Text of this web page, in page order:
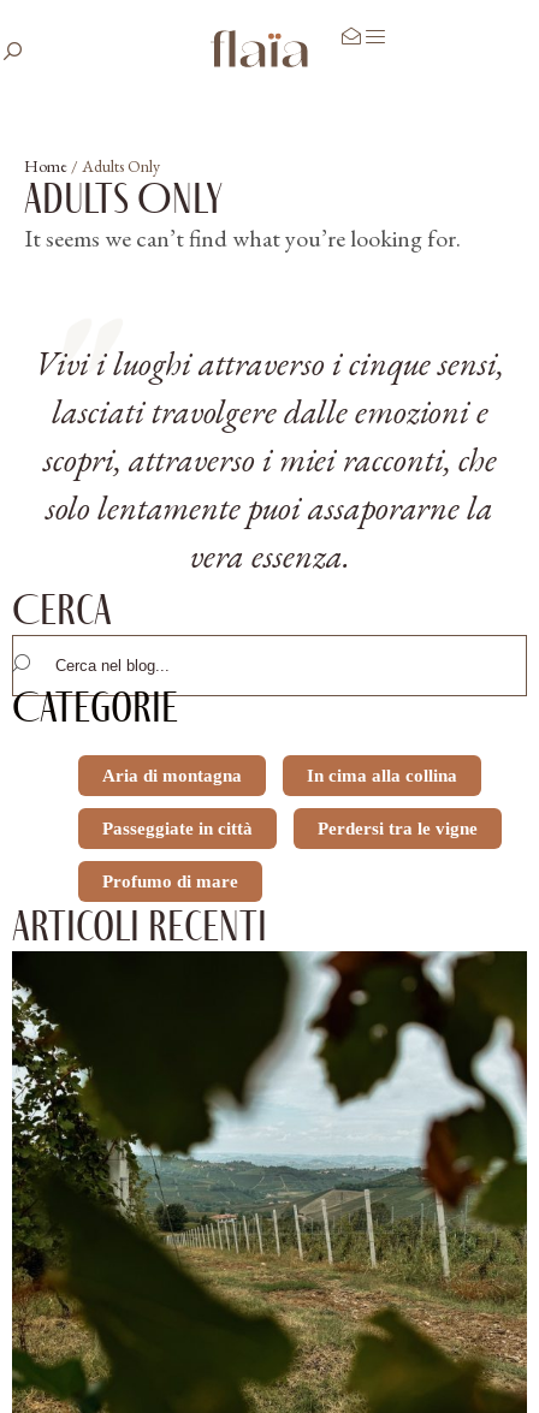
Home / Adults Only
Adults Only
It seems we can’t find what you’re looking for.
Vivi i luoghi attraverso i cinque sensi,
lasciati travolgere dalle emozioni e
scopri, attraverso i miei racconti, che
solo lentamente puoi assaporarne la
vera essenza.
Cerca
Categorie
Aria di montagna In cima alla collina
Passeggiate in città Perdersi tra le vigne
Profumo di mare
Articoli recenti